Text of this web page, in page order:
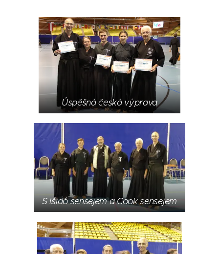
Úspěšná česká výprava
S Išidó sensejem a Cook sensejem